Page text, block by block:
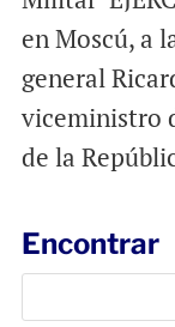
en Moscú, a
general
viceministro
de la
Encontrar